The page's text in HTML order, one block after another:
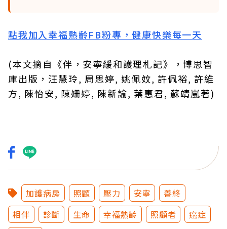
點我加入幸福熟齡FB粉專，健康快樂每一天
(本文摘自《伴，安寧緩和護理札記》，博思智
庫出版，汪慧玲, 周思婷, 姚佩妏, 許佩裕, 許維
方, 陳怡安, 陳姍婷, 陳新諭, 葉惠君, 蘇靖嵐著)
加護病房 照顧 壓力 安寧
善終
相伴
診斷 生命 幸福熟齡 照顧者
癌症